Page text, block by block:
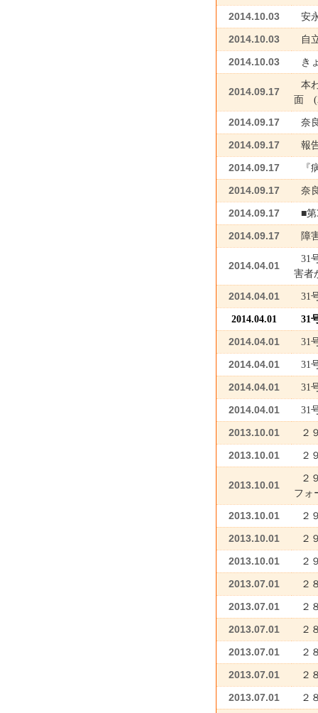
2014.10.03 安
2014.10.03 自
2014.10.03 き
2014.09.17
本
面
2014.09.17 奈
2014.09.17 報
2014.09.17
2014.09.17 奈
2014.09.17 ■
2014.09.17 障
2014.04.01
31
害者
2014.04.01 31
2014.04.01 31
2014.04.01 31
2014.04.01 31
2014.04.01 31
2014.04.01 31
2013.10.01 ２
2013.10.01 ２
2013.10.01
２
フォ
2013.10.01 ２
2013.10.01 ２
2013.10.01 ２
2013.07.01 ２
2013.07.01 ２
2013.07.01 ２
2013.07.01 ２
2013.07.01 ２
2013.07.01 ２